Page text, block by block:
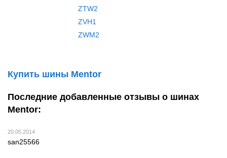
ZTW2
ZVH1
ZWM2
Купить шины Mentor
Последние добавленные отзывы о шинах
Mentor:
20.05.2014
san25566